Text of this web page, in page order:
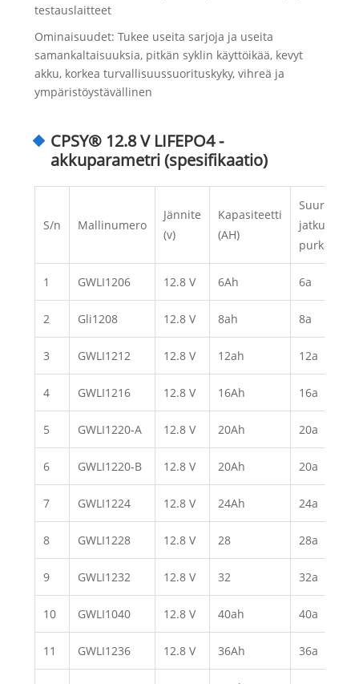
testauslaitteet
Ominaisuudet: Tukee useita sarjoja ja useita
samankaltaisuuksia, pitkän syklin käyttöikää, kevyt
akku, korkea turvallisuussuorituskyky, vihreä ja
ympäristöystävällinen
CPSY® 12.8 V LIFEPO4 -
akkuparametri (spesifikaatio)
S/n Mallinumero
Jännite
(v)
Kapasiteetti
(AH)
Suurin
jatkuva
1 GWLI1206 12.8 V 6Ah 6a
2 Gli1208 12.8 V 8ah 8a
3 GWLI1212 12.8 V 12ah 12a
4 GWLI1216 12.8 V 16Ah 16a
5 GWLI1220-A 12.8 V 20Ah 20a
6 GWLI1220-B 12.8 V 20Ah 20a
7 GWLI1224 12.8 V 24Ah 24a
8 GWLI1228 12.8 V 28 28a
9 GWLI1232 12.8 V 32 32a
10 GWLI1040 12.8 V 40ah 40a
11 GWLI1236 12.8 V 36Ah 36a